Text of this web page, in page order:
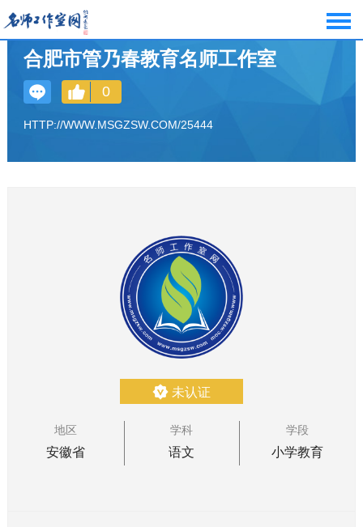
合肥市管乃春教育名师工作室
0
HTTP://WWW.MSGZSW.COM/25444
未认证
地区
安徽省
学科
语文
学段
小学教育